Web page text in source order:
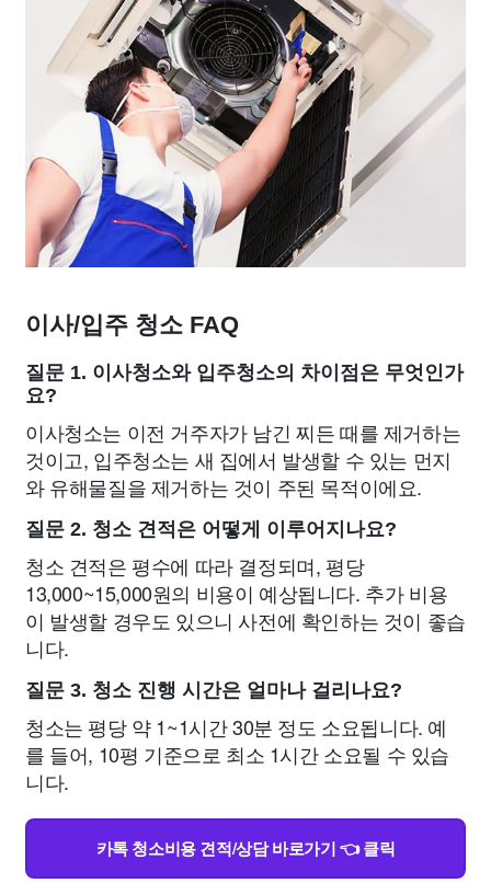
이사/입주 청소 FAQ
질문 1. 이사청소와 입주청소의 차이점은 무엇인가
요?
이사청소는 이전 거주자가 남긴 찌든 때를 제거하는
것이고, 입주청소는 새 집에서 발생할 수 있는 먼지
와 유해물질을 제거하는 것이 주된 목적이에요.
질문 2. 청소 견적은 어떻게 이루어지나요?
청소 견적은 평수에 따라 결정되며, 평당
13,000~15,000원의 비용이 예상됩니다. 추가 비용
이 발생할 경우도 있으니 사전에 확인하는 것이 좋습
니다.
질문 3. 청소 진행 시간은 얼마나 걸리나요?
청소는 평당 약 1~1시간 30분 정도 소요됩니다. 예
를 들어, 10평 기준으로 최소 1시간 소요될 수 있습
니다.
카톡 청소비용 견적/상담 바로가기 👈 클릭